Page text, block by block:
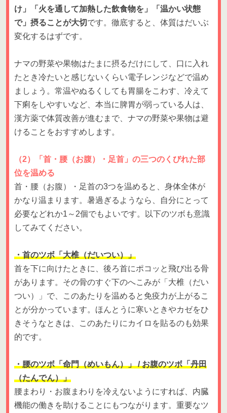
け」「火を通して加熱した飲食物を」「温かい状態
で」摂ることが大切 です。徹底すると、体質はだいぶ
変化するはずです。
ナマの野菜や果物はたまに摂るだけにして、口に入れ
たとき冷たいと感じないくらい電子レンジなどで温め
ましょう。常温やぬるくしても胃腸をこわす、冷えて
下痢をしやすいなど、本当に脾胃が弱っている人は、
漢方薬で体質改善が進むまで、ナマの野菜や果物は避
けることをおすすめします。
（2）「首・腰（お腹）・足首」の三つのくびれた部
位を温める
首・腰（お腹）・足首の3つを温めると、身体全体が
かなり温まります。暑過ぎるようなら、自分にとって
必要などれか1～2個でもよいです。以下のツボも意識
してみてください。
・首のツボ「大椎（だいつい）」
首を下に向けたときに、後ろ首にポコッと飛び出る骨
があります。その骨のすぐ下のへこみが「大椎（だい
つい）」で、このあたりを温めると免疫力が上がるこ
とが分かっています。ほんとうに寒いときやカゼをひ
きそうなときは、このあたりにカイロを貼るのも効果
的です。
・腰のツボ「命門（めいもん）」 / お腹のツボ「丹田
（たんでん）」
腰まわり・お腹まわりを冷えないようにすれば、内臓
機能の働きを助けることにもつながります。重要なツ